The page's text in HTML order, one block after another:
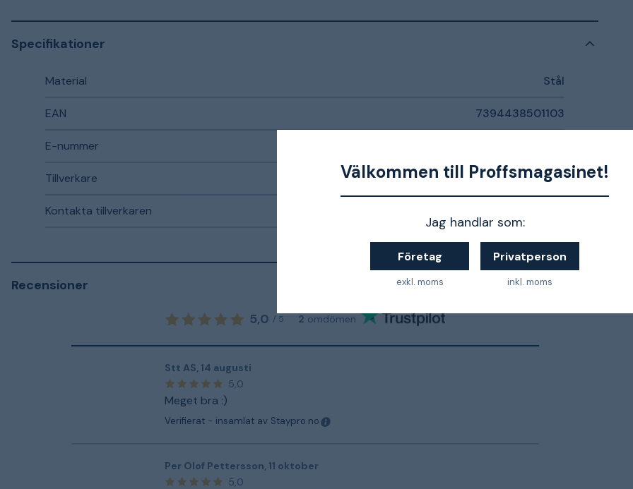
Välkommen till Proffsmagasinet!
Jag handlar som:
Företag
exkl. moms
Privatperson
inkl. moms
Specifikationer
Material Stål
EAN 7394438501103
E-nummer
Tillverkare
Kontakta tillverkaren
Recensioner
5,0 / 5 2 omdömen
Stt AS, 14 augusti
5,0
Meget bra :)
Verifierat - insamlat av Staypro.no
Per Olof Pettersson, 11 oktober
5,0